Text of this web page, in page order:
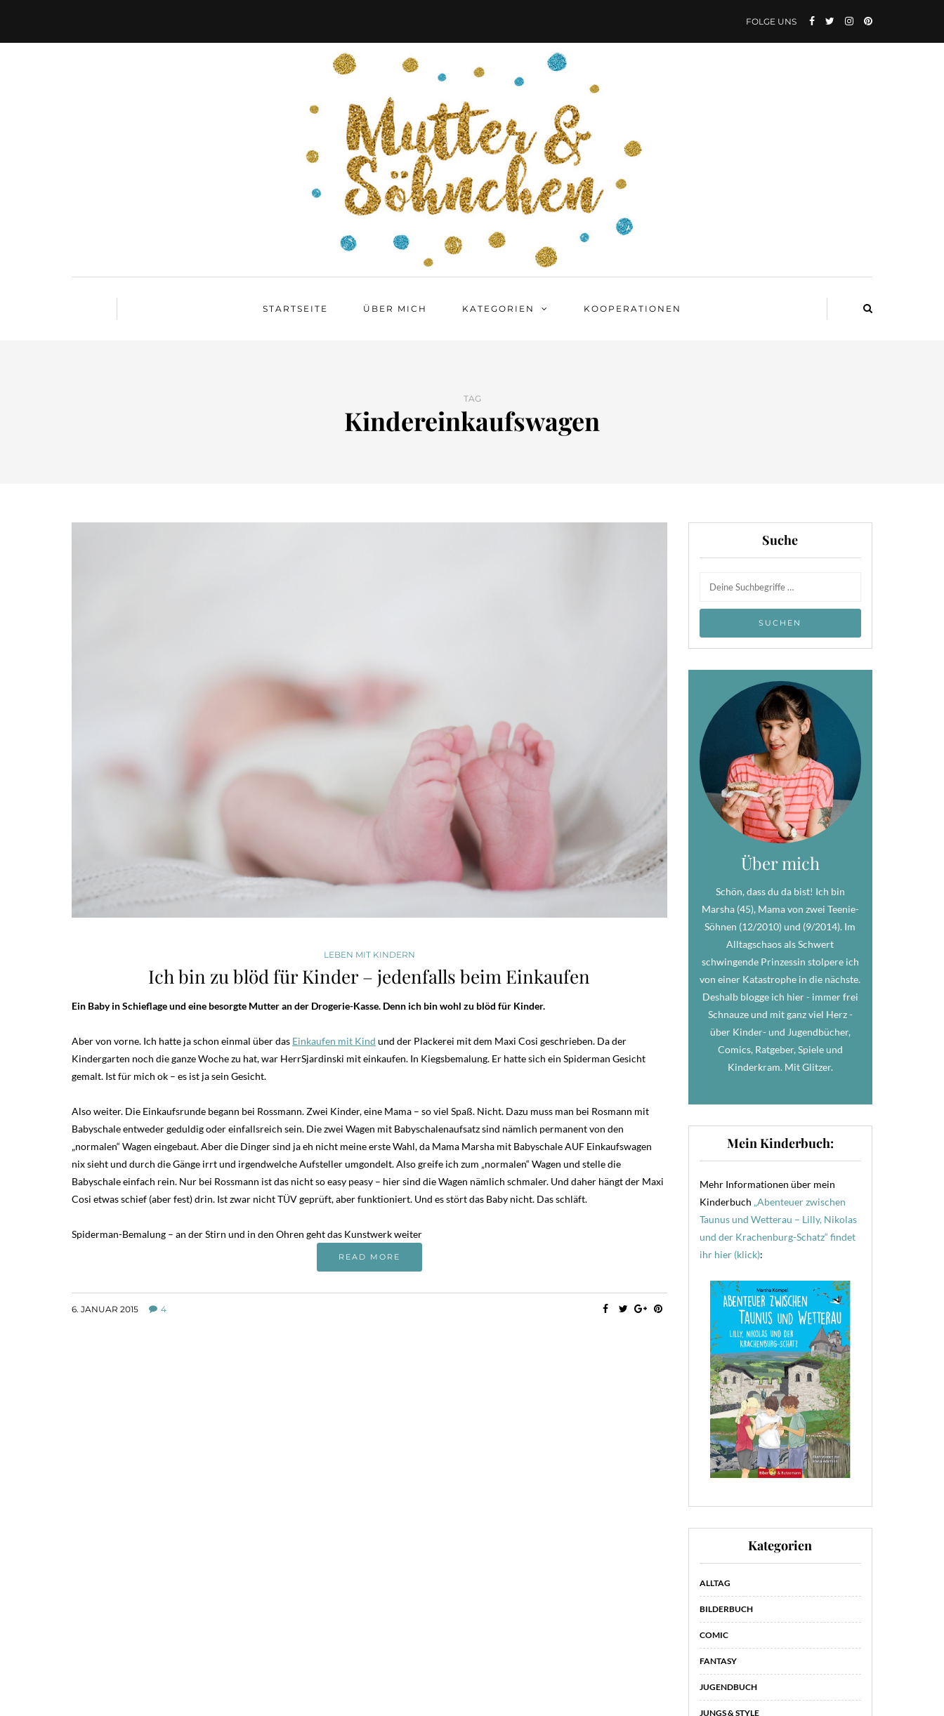
FOLGE UNS
STARTSEITE ÜBER MICH KATEGORIEN KOOPERATIONEN
TAG
Kindereinkaufswagen
LEBEN MIT KINDERN
Ich bin zu blöd für Kinder – jedenfalls beim Einkaufen
Ein Baby in Schieflage und eine besorgte Mutter an der Drogerie-Kasse. Denn ich bin wohl zu blöd für Kinder.
Aber von vorne. Ich hatte ja schon einmal über das Einkaufen mit Kind und der Plackerei mit dem Maxi Cosi geschrieben. Da der
Kindergarten noch die ganze Woche zu hat, war HerrSjardinski mit einkaufen. In Kiegsbemalung. Er hatte sich ein Spiderman Gesicht
gemalt. Ist für mich ok – es ist ja sein Gesicht.
Also weiter. Die Einkaufsrunde begann bei Rossmann. Zwei Kinder, eine Mama – so viel Spaß. Nicht. Dazu muss man bei Rosmann mit
Babyschale entweder geduldig oder einfallsreich sein. Die zwei Wagen mit Babyschalenaufsatz sind nämlich permanent von den
„normalen“ Wagen eingebaut. Aber die Dinger sind ja eh nicht meine erste Wahl, da Mama Marsha mit Babyschale AUF Einkaufswagen
nix sieht und durch die Gänge irrt und irgendwelche Aufsteller umgondelt. Also greife ich zum „normalen“ Wagen und stelle die
Babyschale einfach rein. Nur bei Rossmann ist das nicht so easy peasy – hier sind die Wagen nämlich schmaler. Und daher hängt der Maxi
Cosi etwas schief (aber fest) drin. Ist zwar nicht TÜV geprüft, aber funktioniert. Und es stört das Baby nicht. Das schläft.
Spiderman-Bemalung – an der Stirn und in den Ohren geht das Kunstwerk weiter
READ MORE
6. JANUAR 2015 4
Suche
Über mich
Schön, dass du da bist! Ich bin
Marsha (45), Mama von zwei Teenie-
Söhnen (12/2010) und (9/2014). Im
Alltagschaos als Schwert
schwingende Prinzessin stolpere ich
von einer Katastrophe in die nächste.
Deshalb blogge ich hier - immer frei
Schnauze und mit ganz viel Herz -
über Kinder- und Jugendbücher,
Comics, Ratgeber, Spiele und
Kinderkram. Mit Glitzer.
Mein Kinderbuch:
Mehr Informationen über mein
Kinderbuch „Abenteuer zwischen
Taunus und Wetterau – Lilly, Nikolas
und der Krachenburg-Schatz“ findet
ihr hier (klick):
Kategorien
ALLTAG
BILDERBUCH
COMIC
FANTASY
JUGENDBUCH
JUNGS & STYLE